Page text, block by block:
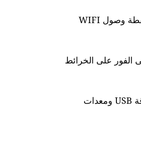
من السهل جدًا إعداد أجهزة مراقبة جودة الهواء GAIA: ما عليك سوى نقطة وصول WIFI
الفور على الخرائط
تأتي المحطة مزودة بكابل طاقة مقاوم للماء بطول 10 أمتار ومصدر طاقة USB ومعدات